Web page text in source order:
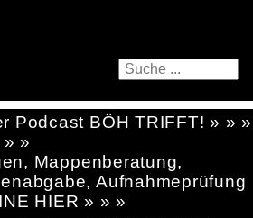
Podcast BÖH TRIFFT! » » »
»
Mappenberatung,
Aufnahmeprüfung
HIER » » »